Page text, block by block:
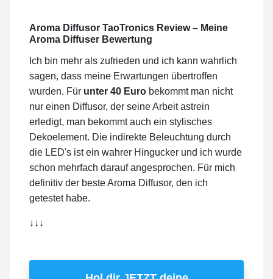
Aroma Diffusor TaoTronics Review – Meine
Aroma Diffuser Bewertung
Ich bin mehr als zufrieden und ich kann wahrlich
sagen, dass meine Erwartungen übertroffen
wurden. Für unter 40 Euro bekommt man nicht
nur einen Diffusor, der seine Arbeit astrein
erledigt, man bekommt auch ein stylisches
Dekoelement. Die indirekte Beleuchtung durch
die LED's ist ein wahrer Hingucker und ich wurde
schon mehrfach darauf angesprochen. Für mich
definitiv der beste Aroma Diffusor, den ich
getestet habe.
↓↓↓